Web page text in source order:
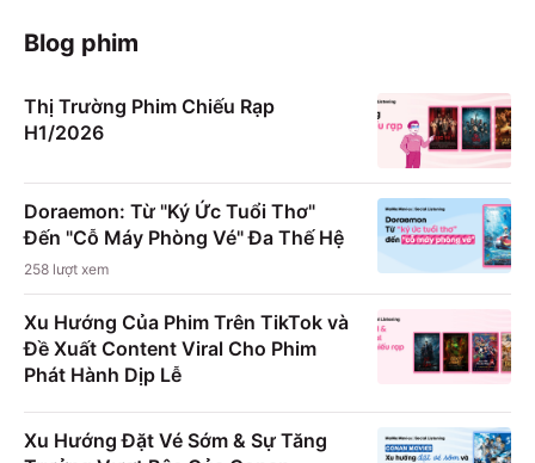
Blog phim
Thị Trường Phim Chiếu Rạp
H1/2026
Doraemon: Từ "Ký Ức Tuổi Thơ"
Đến "Cỗ Máy Phòng Vé" Đa Thế Hệ
258 lượt xem
Xu Hướng Của Phim Trên TikTok và
Đề Xuất Content Viral Cho Phim
Phát Hành Dịp Lễ
Xu Hướng Đặt Vé Sớm & Sự Tăng